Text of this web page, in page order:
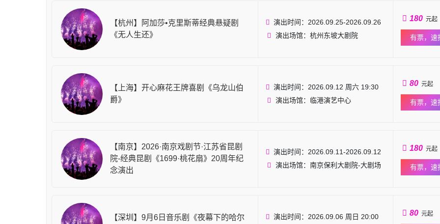
【杭州】阿加莎•克里斯蒂经典悬疑剧
《无人生还》
演出时间：2026.09.25-2026.09.26
演出场馆：杭州东坡大剧院
180 元起
有票，速
【上海】开心麻花王牌喜剧《乌龙山伯
爵》
演出时间：2026.09.12 周六 19:30
演出场馆：临港演艺中心
80 元起
有票，速
【南京】2026·南京戏剧节·江苏省昆剧
院-经典昆剧《1699·桃花扇》20周年纪
念演出
演出时间：2026.09.11-2026.09.12
演出场馆：南京保利大剧院-大剧场
180 元起
有票，速
【深圳】9月6日音乐剧《夜幕下的哈尔
演出时间：2026.09.06 周日 20:00
80 元起